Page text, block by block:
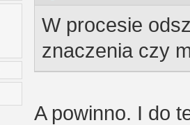
W procesie
znaczenia czy
A powinno. I do